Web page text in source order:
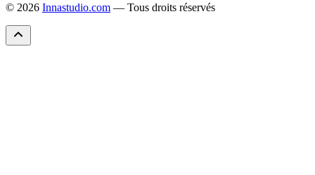
© 2026 Innastudio.com — Tous droits réservés